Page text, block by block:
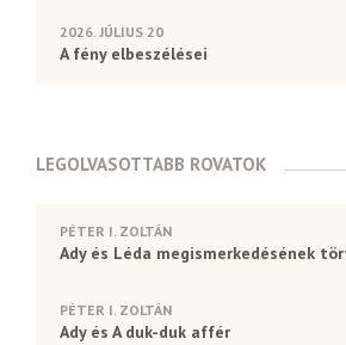
2026. JÚLIUS 20
A fény elbeszélései
LEGOLVASOTTABB ROVATOK
PÉTER I. ZOLTÁN
Ady és Léda megismerkedésének
PÉTER I. ZOLTÁN
Ady és A duk-duk affér